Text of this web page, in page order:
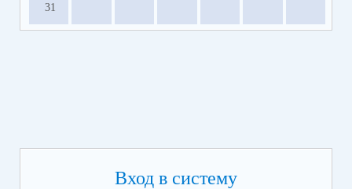
31
Вход в систему